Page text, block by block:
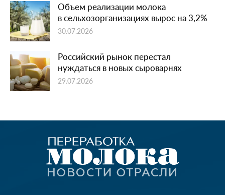
Объем реализации молока
в сельхозорганизациях вырос на 3,2%
30.07.2026
Российский рынок перестал
нуждаться в новых сыроварнях
29.07.2026